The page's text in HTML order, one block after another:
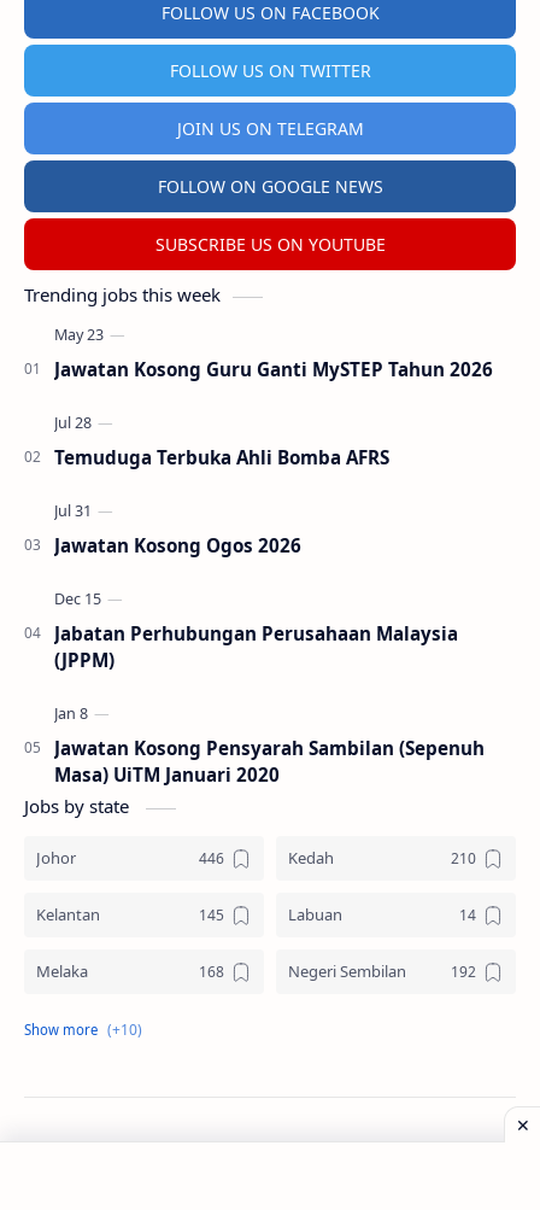
FOLLOW US ON FACEBOOK
FOLLOW US ON TWITTER
JOIN US ON TELEGRAM
FOLLOW ON GOOGLE NEWS
SUBSCRIBE US ON YOUTUBE
Trending jobs this week
Jawatan Kosong Guru Ganti MySTEP Tahun 2026
Temuduga Terbuka Ahli Bomba AFRS
Jawatan Kosong Ogos 2026
Jabatan Perhubungan Perusahaan Malaysia
(JPPM)
Jawatan Kosong Pensyarah Sambilan (Sepenuh
Masa) UiTM Januari 2020
Jobs by state
Johor Kedah
Kelantan Labuan
Melaka Negeri Sembilan
Pahang
Pulau Pinang Sabah